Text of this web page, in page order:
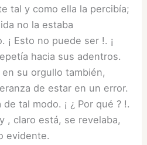
tal y como ella la percibía;
no la estaba
¡ Esto no puede ser !. ¡
hacia sus adentros.
su orgullo también,
de estar en un error.
tal modo. ¡ ¿ Por qué ? !.
, claro está, se revelaba,
evidente.